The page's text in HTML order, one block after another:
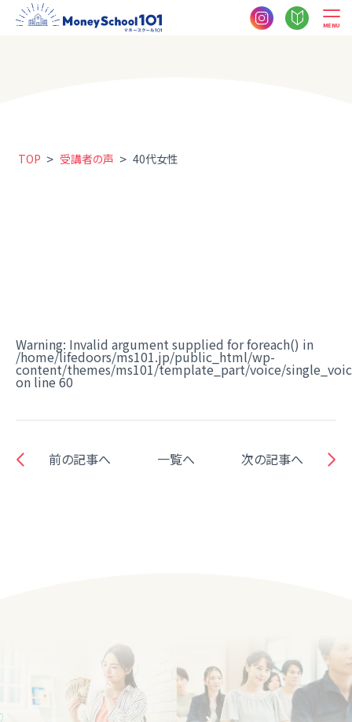
MENU
TOP > 受講者の声 > 40代女性
Warning: Invalid argument supplied for foreach() in
/home/lifedoors/ms101.jp/public_html/wp-
content/themes/ms101/template_part/voice/
on line 60
前の記事へ 一覧へ 次の記事へ